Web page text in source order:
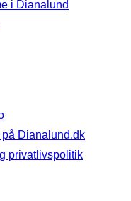
i Dianalund
Dianalund.dk
privatlivspolitik